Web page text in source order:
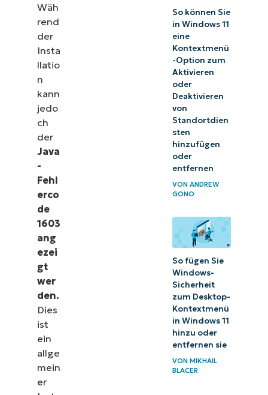
Wäh
rend
der
Insta
llatio
n
kann
jedo
ch
der
Java
-
Fehl
erco
de
1603
ang
ezei
gt
wer
den.
Dies
ist
ein
allge
mein
er
So können Sie
in Windows 11
eine
Kontextmenü
-Option zum
Aktivieren
oder
Deaktivieren
von
Standortdien
sten
hinzufügen
oder
entfernen
VON ANDREW
GONO
So fügen Sie
Windows-
Sicherheit
zum Desktop-
Kontextmenü
in Windows 11
hinzu oder
entfernen sie
VON MIKHAIL
BLACER